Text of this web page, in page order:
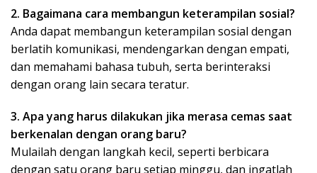
2. Bagaimana cara membangun keterampilan sosial?
Anda dapat membangun keterampilan sosial dengan
berlatih komunikasi, mendengarkan dengan empati,
dan memahami bahasa tubuh, serta berinteraksi
dengan orang lain secara teratur.
3. Apa yang harus dilakukan jika merasa cemas saat
berkenalan dengan orang baru?
Mulailah dengan langkah kecil, seperti berbicara
dengan satu orang baru setiap minggu, dan ingatlah